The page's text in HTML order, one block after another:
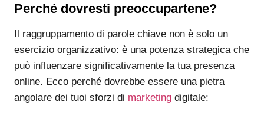
Perché dovresti preoccupartene?
Il raggruppamento di parole chiave non è solo un
esercizio organizzativo: è una potenza strategica che
può influenzare significativamente la tua presenza
online. Ecco perché dovrebbe essere una pietra
angolare dei tuoi sforzi di marketing digitale: